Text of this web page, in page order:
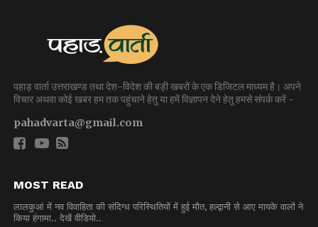
पहाड़ वार्ता उत्तराखण्ड तथा देश-विदेश की बड़ी खबरों के एक डिजिटल माध्यम है। अपने
विचार अथवा कोई खबर हम तक पहुंचाने हेतु या हमें विज्ञापन देने हेतु हमसे संपर्क करें -
pahadvarta@gmail.com
MOST READ
लालकुआं में नव विवाहिता की संदिग्ध परिस्थितियों में हुई मौत, हल्द्वानी से आए मायके वालों ने
किया हंगामा.. देखें वीडियो..